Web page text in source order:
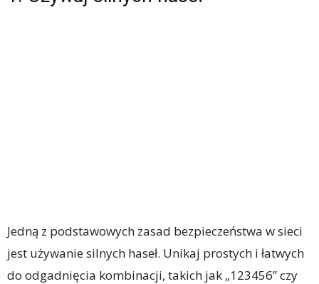
Jedną z podstawowych zasad bezpieczeństwa w sieci
jest używanie silnych haseł. Unikaj prostych i łatwych
do odgadnięcia kombinacji, takich jak „123456” czy